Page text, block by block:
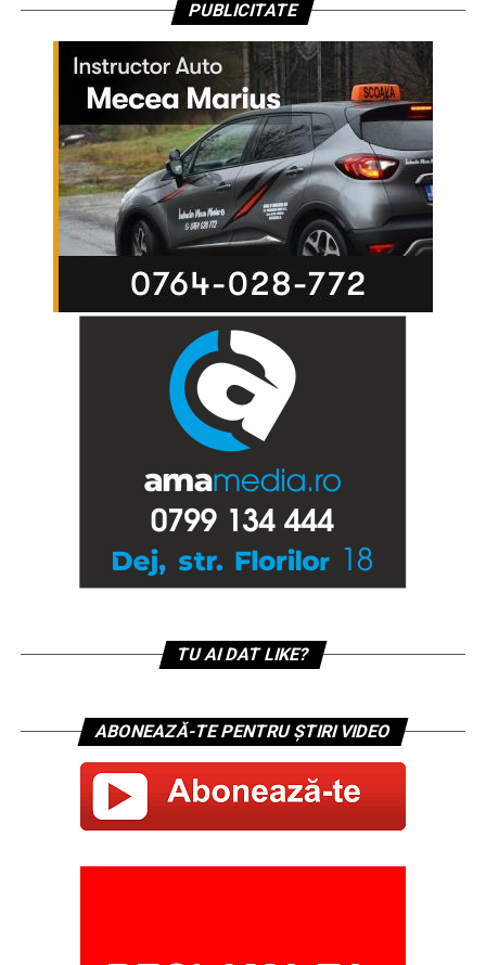
PUBLICITATE
TU AI DAT LIKE?
ABONEAZĂ-TE PENTRU ȘTIRI VIDEO